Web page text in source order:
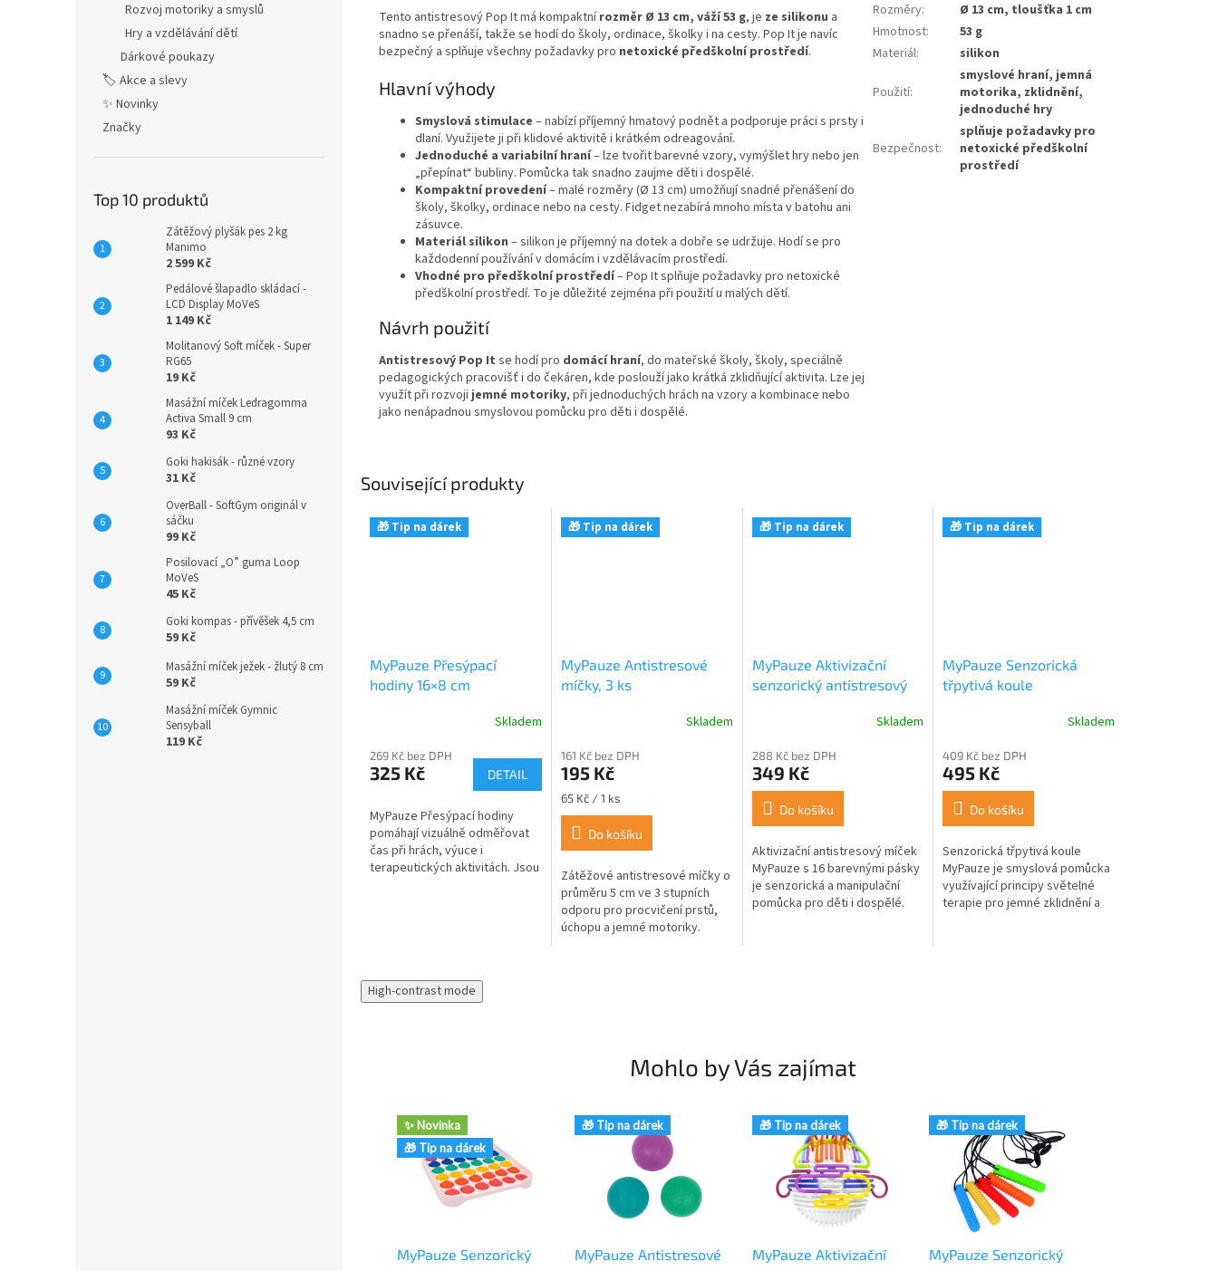
Rozvoj motoriky a smyslů
Hry a vzdělávání dětí
Dárkové poukazy
🏷️ Akce a slevy
✨ Novinky
Značky
Top 10 produktů
Zátěžový plyšák pes 2 kg
Manimo
2 599 Kč
Pedálové šlapadlo skládací -
LCD Display MoVeS
1 149 Kč
Molitanový Soft míček - Super
RG65
19 Kč
Masážní míček Ledragomma
Activa Small 9 cm
93 Kč
Goki hakisák - různé vzory
31 Kč
OverBall - SoftGym originál v
sáčku
99 Kč
Posilovací „O” guma Loop
MoVeS
45 Kč
Goki kompas - přívěšek 4,5 cm
59 Kč
Masážní míček ježek - žlutý 8 cm
59 Kč
Masážní míček Gymnic
Sensyball
119 Kč
Tento antistresový Pop It má kompaktnírozměr Ø 13 cm, váží 53 g, je ze silikonu a
snadno se přenáší, takže se hodí do školy, ordinace, školky i na cesty. Pop It je navíc
bezpečný a splňuje všechny požadavky pro netoxické předškolní prostředí.
Hlavní výhody
Smyslová stimulace – nabízí příjemný hmatový podnět a podporuje práci s prsty i
dlaní. Využijete ji při klidové aktivitě i krátkém odreagování.
Jednoduché a variabilní hraní– lze tvořit barevné vzory, vymýšlet hry nebo jen
„přepínat“ bubliny. Pomůcka tak snadno zaujme děti i dospělé.
Kompaktní provedení– malé rozměry (Ø 13 cm) umožňují snadné přenášení do
školy, školky, ordinace nebo na cesty. Fidget nezabírá mnoho místa v batohu ani
zásuvce.
Materiál silikon – silikon je příjemný na dotek a dobře se udržuje. Hodí se pro
každodenní používání v domácím i vzdělávacím prostředí.
Vhodné pro předškolní prostředí– Pop It splňuje požadavky pro netoxické
předškolní prostředí. To je důležité zejména při použití u malých dětí.
Návrh použití
Antistresový Pop It se hodí pro domácí hraní, do mateřské školy, školy, speciálně
pedagogických pracovišť i do čekáren, kde poslouží jako krátká zklidňující aktivita. Lze jej
využít při rozvoji jemné motoriky, při jednoduchých hrách na vzory a kombinace nebo
jako nenápadnou smyslovou pomůcku pro děti i dospělé.
Rozměry:
Ø 13 cm, tloušťka 1 cm
Hmotnost:
53 g
Materiál: silikon
Použití:
smyslové hraní, jemná
motorika, zklidnění,
jednoduché hry
Bezpečnost:
splňuje požadavky pro
netoxické předškolní
prostředí
Související produkty
🎁 Tip na dárek
MyPauze Přesýpací
hodiny 16×8 cm
Skladem
269 Kč bez DPH
325 Kč DETAIL
MyPauze Přesýpací hodiny
pomáhají vizuálně odměřovat
čas při hrách, výuce i
terapeutických aktivitách. Jsou
🎁 Tip na dárek
MyPauze Antistresové
míčky, 3 ks
Skladem
161 Kč bez DPH
195 Kč
Měrná
cena:
65 Kč / 1 ks
Do košíku
Zátěžové antistresové míčky o
průměru 5 cm ve 3 stupních
odporu pro procvičení prstů,
úchopu a jemné motoriky.
🎁 Tip na dárek
MyPauze Aktivizační
senzorický antistresový
Skladem
288 Kč bez DPH
349 Kč
Do košíku
Aktivizační antistresový míček
MyPauze s 16 barevnými pásky
je senzorická a manipulační
pomůcka pro děti i dospělé.
🎁 Tip na dárek
MyPauze Senzorická
třpytivá koule
Skladem
409 Kč bez DPH
495 Kč
Do košíku
Senzorická třpytivá koule
MyPauze je smyslová pomůcka
využívající principy světelné
terapie pro jemné zklidnění a
High-contrast mode
Mohlo by Vás zajímat
✨ Novinka
🎁 Tip na dárek
MyPauze Senzorický
🎁 Tip na dárek
MyPauze Antistresové
🎁 Tip na dárek
MyPauze Aktivizační
🎁 Tip na dárek
MyPauze Senzorický